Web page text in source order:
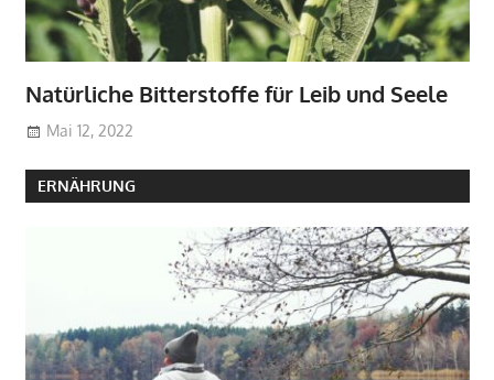
Natürliche Bitterstoffe für Leib und Seele
Mai 12, 2022
ERNÄHRUNG